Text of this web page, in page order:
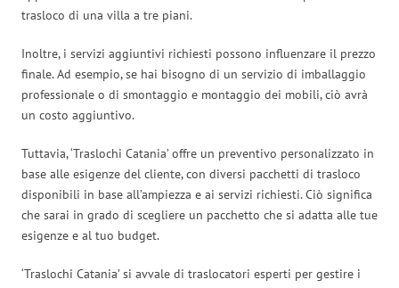
trasloco di una villa a tre piani.
Inoltre, i servizi aggiuntivi richiesti possono influenzare il prezzo
finale. Ad esempio, se hai bisogno di un servizio di imballaggio
professionale o di smontaggio e montaggio dei mobili, ciò avrà
un costo aggiuntivo.
Tuttavia, ‘Traslochi Catania’ offre un preventivo personalizzato in
base alle esigenze del cliente, con diversi pacchetti di trasloco
disponibili in base all’ampiezza e ai servizi richiesti. Ciò significa
che sarai in grado di scegliere un pacchetto che si adatta alle tue
esigenze e al tuo budget.
‘Traslochi Catania’ si avvale di traslocatori esperti per gestire i